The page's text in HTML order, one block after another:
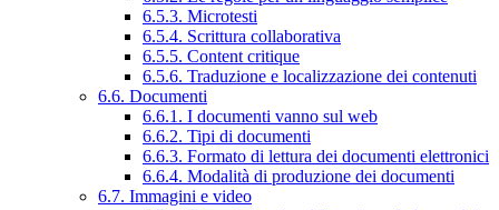
6.5.3. Microtesti
6.5.4. Scrittura collaborativa
6.5.5. Content critique
6.5.6. Traduzione e localizzazione dei contenuti
6.6. Documenti
6.6.1. I documenti vanno sul web
6.6.2. Tipi di documenti
6.6.3. Formato di lettura dei documenti elettronici
6.6.4. Modalità di produzione dei documenti
6.7. Immagini e video